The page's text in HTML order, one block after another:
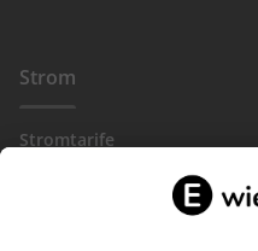
Strom
Stromtarife